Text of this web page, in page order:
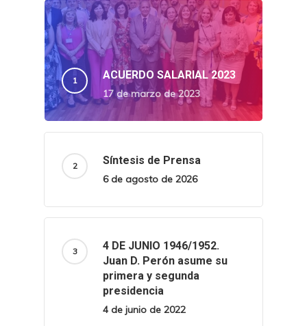
ACUERDO SALARIAL 2023
17 de marzo de 2023
Síntesis de Prensa
6 de agosto de 2026
4 DE JUNIO 1946/1952.
Juan D. Perón asume su
primera y segunda
presidencia
4 de junio de 2022